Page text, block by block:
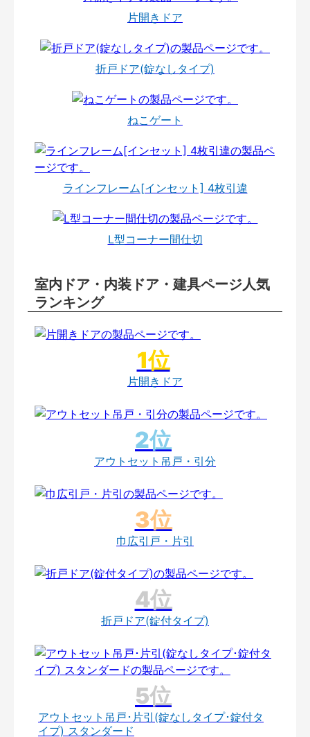
片開きドア
折戸ドア(錠なしタイプ)
ねこゲート
ラインフレーム[インセット] 4枚引違
L型コーナー間仕切
室内ドア・内装ドア・建具ページ人気
ランキング
片開きドア
アウトセット吊戸・引分
巾広引戸・片引
折戸ドア(錠付タイプ)
アウトセット吊戸･片引(錠なしタイプ･錠付タ
イプ) スタンダード